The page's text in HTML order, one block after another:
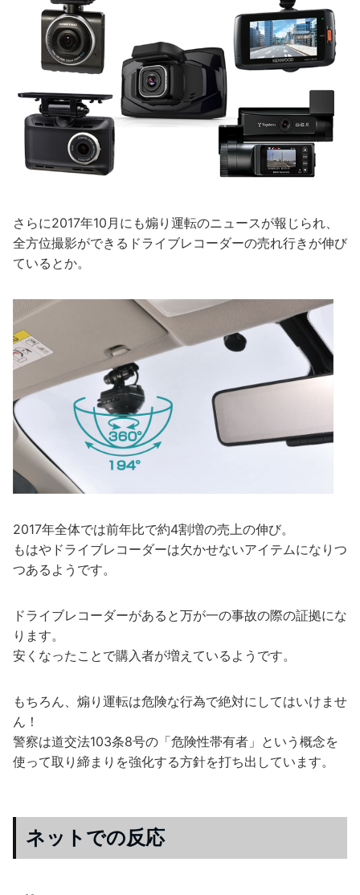
さらに2017年10月にも煽り運転のニュースが報じられ、
全方位撮影ができるドライブレコーダーの売れ行きが伸び
ているとか。
2017年全体では前年比で約4割増の売上の伸び。
もはやドライブレコーダーは欠かせないアイテムになりつ
つあるようです。
ドライブレコーダーがあると万が一の事故の際の証拠にな
ります。
安くなったことで購入者が増えているようです。
もちろん、煽り運転は危険な行為で絶対にしてはいけませ
ん！
警察は道交法103条8号の「危険性帯有者」という概念を
使って取り締まりを強化する方針を打ち出しています。
ネットでの反応